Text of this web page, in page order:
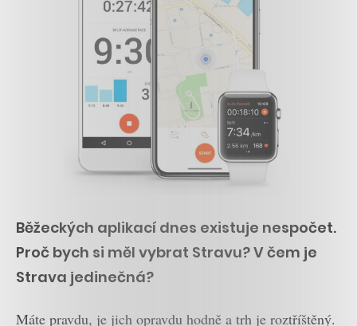
Běžeckých aplikací dnes existuje nespočet.
Proč bych si měl vybrat Stravu? V čem je
Strava jedinečná?
Máte pravdu, je jich opravdu hodně a trh je roztříštěný.